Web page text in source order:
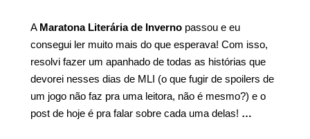
A Maratona Literária de Inverno passou e eu
consegui ler muito mais do que esperava! Com isso,
resolvi fazer um apanhado de todas as histórias que
devorei nesses dias de MLI (o que fugir de spoilers de
um jogo não faz pra uma leitora, não é mesmo?) e o
post de hoje é pra falar sobre cada uma delas! …